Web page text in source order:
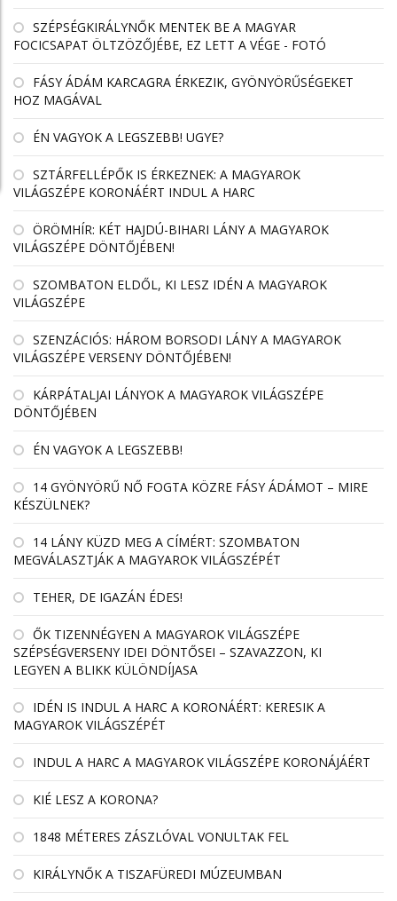
SZÉPSÉGKIRÁLYNŐK MENTEK BE A MAGYAR
FOCICSAPAT ÖLTZÖZŐJÉBE, EZ LETT A VÉGE - FOTÓ
FÁSY ÁDÁM KARCAGRA ÉRKEZIK, GYÖNYÖRŰSÉGEKET
HOZ MAGÁVAL
ÉN VAGYOK A LEGSZEBB! UGYE?
SZTÁRFELLÉPŐK IS ÉRKEZNEK: A MAGYAROK
VILÁGSZÉPE KORONÁÉRT INDUL A HARC
ÖRÖMHÍR: KÉT HAJDÚ-BIHARI LÁNY A MAGYAROK
VILÁGSZÉPE DÖNTŐJÉBEN!
SZOMBATON ELDŐL, KI LESZ IDÉN A MAGYAROK
VILÁGSZÉPE
SZENZÁCIÓS: HÁROM BORSODI LÁNY A MAGYAROK
VILÁGSZÉPE VERSENY DÖNTŐJÉBEN!
KÁRPÁTALJAI LÁNYOK A MAGYAROK VILÁGSZÉPE
DÖNTŐJÉBEN
ÉN VAGYOK A LEGSZEBB!
14 GYÖNYÖRŰ NŐ FOGTA KÖZRE FÁSY ÁDÁMOT – MIRE
KÉSZÜLNEK?
14 LÁNY KÜZD MEG A CÍMÉRT: SZOMBATON
MEGVÁLASZTJÁK A MAGYAROK VILÁGSZÉPÉT
TEHER, DE IGAZÁN ÉDES!
ŐK TIZENNÉGYEN A MAGYAROK VILÁGSZÉPE
SZÉPSÉGVERSENY IDEI DÖNTŐSEI – SZAVAZZON, KI
LEGYEN A BLIKK KÜLÖNDÍJASA
IDÉN IS INDUL A HARC A KORONÁÉRT: KERESIK A
MAGYAROK VILÁGSZÉPÉT
INDUL A HARC A MAGYAROK VILÁGSZÉPE KORONÁJÁÉRT
KIÉ LESZ A KORONA?
1848 MÉTERES ZÁSZLÓVAL VONULTAK FEL
KIRÁLYNŐK A TISZAFÜREDI MÚZEUMBAN